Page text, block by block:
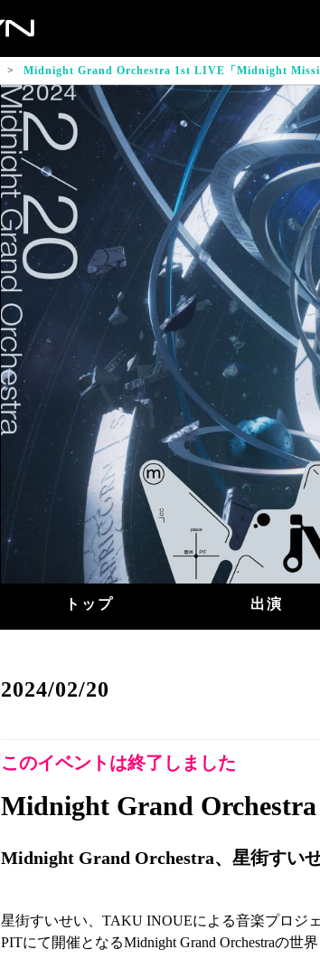
Midnight Grand Orchestra 1st LIVE「Midnight
トップ 出演
2024/02/20
このイベントは終了しました
Midnight Grand
Midnight Grand Orchestra、星街すい
星街すいせい、TAKU INOUEによる音楽プロジ
PITにて開催となるMidnight Grand Orchestraの世